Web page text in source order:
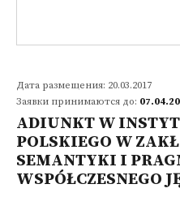
Дата размещения: 20.03.2017
Заявки принимаются до:
ADIUNKT W
POLSKIEGO W
SEMANTYKI I
WSPÓŁCZESNEGO